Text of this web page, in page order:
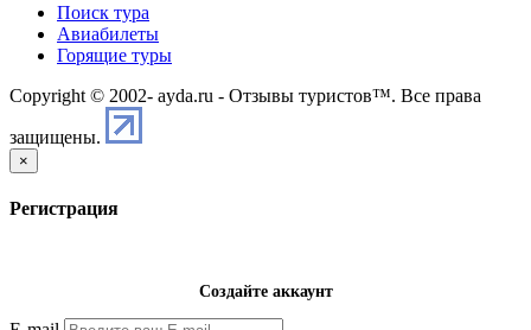
Поиск тура
Авиабилеты
Горящие туры
Copyright © 2002- ayda.ru - Отзывы туристов™. Все права
защищены.
×
Регистрация
Создайте аккаунт